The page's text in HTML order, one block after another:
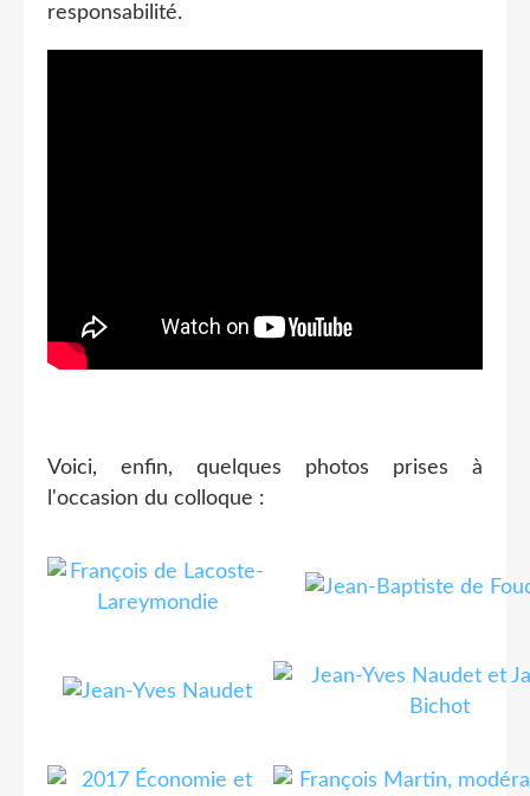
responsabilité.
Voici, enfin, quelques photos prises à
l'occasion du colloque :